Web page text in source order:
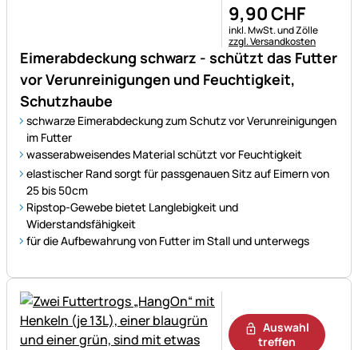
Eimerabdeckung schwarz - schützt das Futter
vor Verunreinigungen und Feuchtigkeit,
Schutzhaube
schwarze Eimerabdeckung zum Schutz vor Verunreinigungen
im Futter
wasserabweisendes Material schützt vor Feuchtigkeit
elastischer Rand sorgt für passgenauen Sitz auf Eimern von
25 bis 50cm
Ripstop-Gewebe bietet Langlebigkeit und
Widerstandsfähigkeit
für die Aufbewahrung von Futter im Stall und unterwegs
9,90CHF
Steuerhinweis:
inkl. MwSt. und Zölle
zzgl. Versandkosten
Auswahl
treffen